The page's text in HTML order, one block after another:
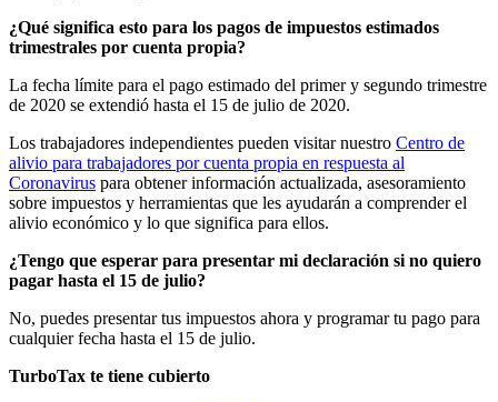
¿Qué significa esto para los pagos de impuestos estimados
trimestrales por cuenta propia?
La fecha límite para el pago estimado del primer y segundo trimestre
de 2020 se extendió hasta el 15 de julio de 2020.
Los trabajadores independientes pueden visitar nuestro Centro de
alivio para trabajadores por cuenta propia en respuesta al
Coronavirus para obtener información actualizada, asesoramiento
sobre impuestos y herramientas que les ayudarán a comprender el
alivio económico y lo que significa para ellos.
¿Tengo que esperar para presentar mi declaración si no quiero
pagar hasta el 15 de julio?
No, puedes presentartus impuestos ahora y programartu pago para
cualquier fecha hasta el 15 de julio.
TurboTax te tiene cubierto